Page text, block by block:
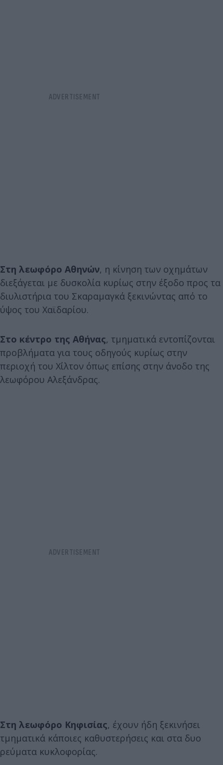
Στη λεωφόρο Αθηνών, η κίνηση των οχημάτων
διεξάγεται με δυσκολία κυρίως στην έξοδο προς τα
διυλιστήρια του Σκαραμαγκά ξεκινώντας από το
ύψος του Χαϊδαρίου.
Στο κέντρο της Αθήνας, τμηματικά εντοπίζονται
προβλήματα για τους οδηγούς κυρίως στην
περιοχή του Χίλτον όπως επίσης στην άνοδο της
λεωφόρου Αλεξάνδρας.
Στη λεωφόρο Κηφισίας, έχουν ήδη ξεκινήσει
τμηματικά κάποιες καθυστερήσεις και στα δυο
ρεύματα κυκλοφορίας.